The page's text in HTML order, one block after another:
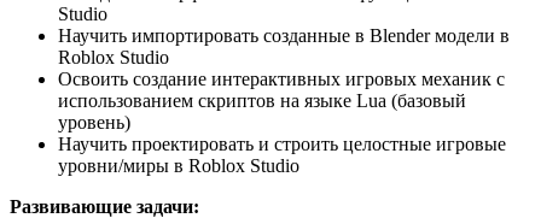
Studio
Научить импортировать созданные в Blender модели в
Roblox Studio
Освоить создание интерактивных игровых механик с
использованием скриптов на языке Lua (базовый
уровень)
Научить проектировать и строить целостные игровые
уровни/миры в Roblox Studio
Развивающие задачи: